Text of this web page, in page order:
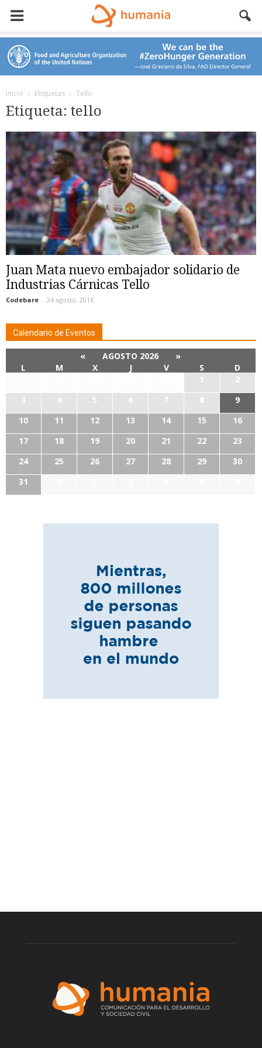
Inicio Etiquetas Tello
Etiqueta: tello
Juan Mata nuevo embajador solidario de
Industrias Cárnicas Tello
Codebare - 24 agosto, 2016
Calendario de Eventos
« AGOSTO 2026
»
L
M X J V S
D
1
2
3
4 5 6 7 8
9
10
11 12 13 14 15
16
17
18 19 20 21 22
23
24
25 26 27 28 29
30
31